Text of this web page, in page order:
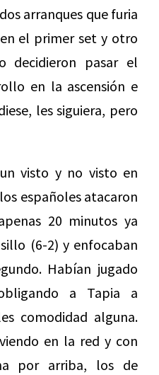
arranques que furia
el primer set y otro
decidieron pasar el
en la ascensión e
les siguiera, pero
visto y no visto en
españoles atacaron
20 minutos ya
(6-2) y enfocaban
Habían jugado
a Tapia a
comodidad alguna.
en la red y con
por arriba, los de